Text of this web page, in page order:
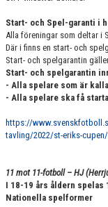
Start- och Spel-garanti i
Alla föreningar som deltar i
Där i finns en start- och
Start- och spelgarantin
Start- och spelgarantin
- Alla spelare som är
- Alla spelare ska få
https://
tavling/2022/st-eriks-cupen/
11 mot 11-fotboll – HJ
I 18-19 års åldern spelas
Nationella spelformer